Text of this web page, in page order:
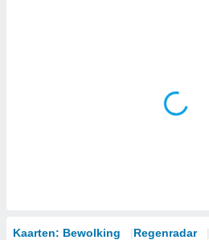
Kaarten: Bewolking Regenradar